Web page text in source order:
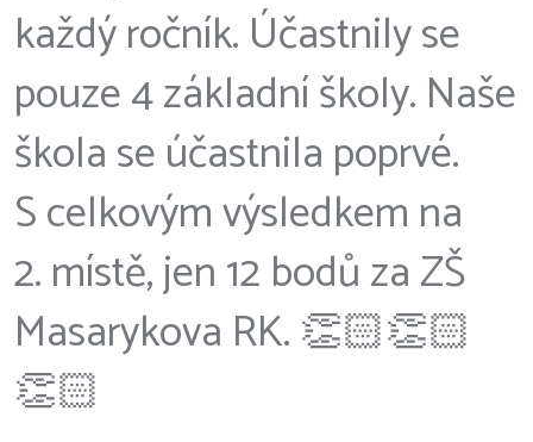
každý ročník. Účastnily se
pouze 4 základní školy. Naše
škola se účastnila poprvé.
S celkovým výsledkem na
2. místě, jen 12 bodů za ZŠ
Masarykova RK. 👏🏻👏🏻
👏🏻